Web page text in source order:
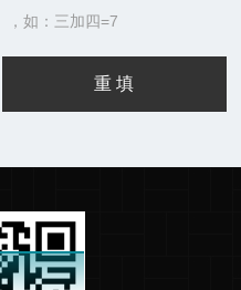
，如：三加四=7